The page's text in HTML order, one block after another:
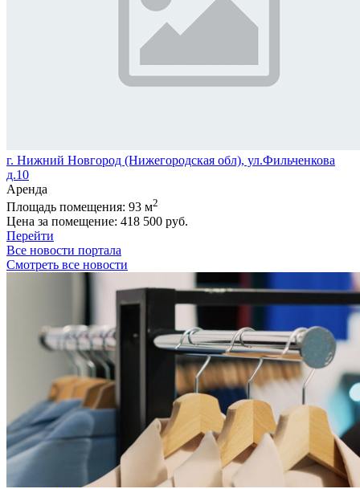
г. Нижний Новгород (Нижегородская обл), ул.Фильченкова
д.10
Аренда
Площадь помещения: 93 м2
Цена за помещение: 418 500 руб.
Перейти
Все новости портала
Смотреть все новости